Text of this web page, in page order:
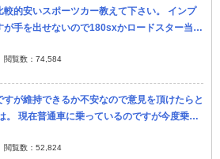
較的安いスポーツカー教えて下さい。 インプ
が手を出せないので180sxかロードスター当た
のですが、 お勧めの車がありましたら教え
閲覧数： 74,584
が維持できるか不安なので意見を頂けたらと
。 現在普通車に乗っているのですが今度乗り
車種は、プライベート(ドリフト)用に180SX...
閲覧数： 52,824